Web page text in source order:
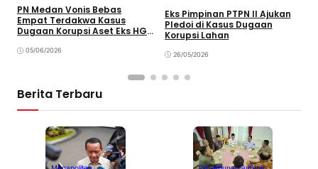
PN Medan Vonis Bebas
Empat Terdakwa Kasus
Dugaan Korupsi Aset Eks HGU
05/06/2026
Eks Pimpinan PTPN II Ajukan
Pledoi di Kasus Dugaan
Korupsi Lahan
26/05/2026
Berita Terbaru
Megapolitan PerkebunanSumbar